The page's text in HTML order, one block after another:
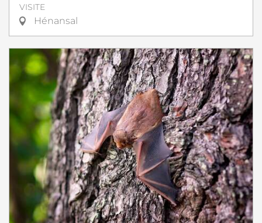
VISITE
Hénansal